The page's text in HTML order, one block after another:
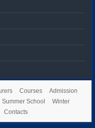
Courses
Admission
Summer School
Winter
Contacts